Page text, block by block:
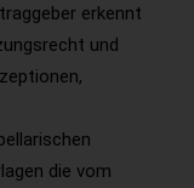
erkennt
und
die vom